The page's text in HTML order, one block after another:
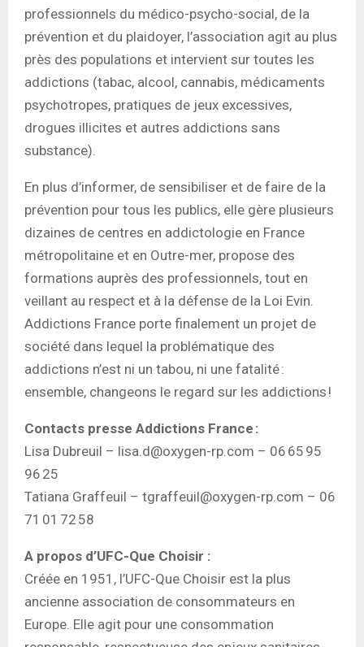
professionnels du médico-psycho-social, de la
prévention et du plaidoyer, l’association agit au plus
près des populations et intervient sur toutes les
addictions (tabac, alcool, cannabis, médicaments
psychotropes, pratiques de jeux excessives,
drogues illicites et autres addictions sans
substance).
En plus d’informer, de sensibiliser et de faire de la
prévention pour tous les publics, elle gère plusieurs
dizaines de centres en addictologie en France
métropolitaine et en Outre-mer, propose des
formations auprès des professionnels, tout en
veillant au respect et à la défense de la Loi Evin.
Addictions France porte finalement un projet de
société dans lequel la problématique des
addictions n’est ni un tabou, ni une fatalité :
ensemble, changeons le regard sur les addictions !
Contacts presse Addictions France :
Lisa Dubreuil – lisa.d@oxygen-rp.com – 06 65 95
96 25
Tatiana Graffeuil – tgraffeuil@oxygen-rp.com – 06
71 01 72 58
A propos d’UFC-Que Choisir :
Créée en 1951, l’UFC-Que Choisir est la plus
ancienne association de consommateurs en
Europe. Elle agit pour une consommation